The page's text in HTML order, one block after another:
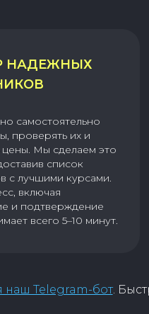
НАДЕЖНЫХ
самостоятельно
проверять их и
цены. Мы сделаем это
список
с лучшими курсами.
включая
и подтверждение
всего 5–10 минут.
наш Telegram-бот.